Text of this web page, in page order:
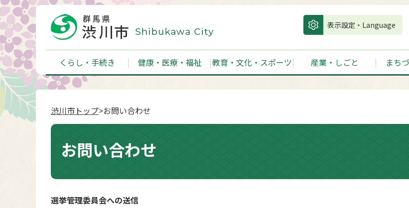
表示設定・Language
くらし・手続き 健康・医療・福祉 教育・文化・スポーツ 産業・しごと まち
渋川市トップ>お問い合わせ
お問い合わせ
選挙管理委員会への送信